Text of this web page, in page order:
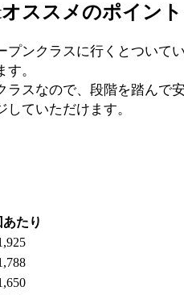
オススメのポイント
プンクラスに行くとついて
。
ラスなので、段階を踏んで
ていただけます。
あたり